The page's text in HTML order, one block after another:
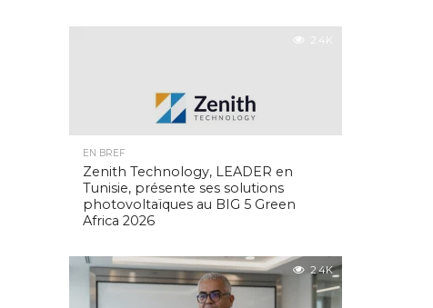
2.4K
EN BREF
Zenith Technology, LEADER en
Tunisie, présente ses solutions
photovoltaïques au BIG 5 Green
Africa 2026
2.4K